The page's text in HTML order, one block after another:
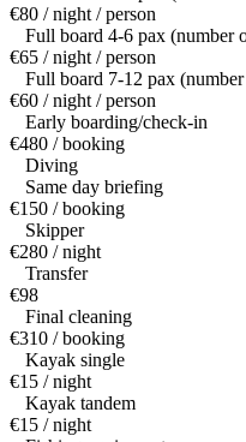
€80 / night / person
Full board 4-6 pax (number
€65 / night / person
Full board 7-12 pax
€60 / night / person
Early boarding/check-in
€480 / booking
Diving
Same day briefing
€150 / booking
Skipper
€280 / night
Transfer
€98
Final cleaning
€310 / booking
Kayak single
€15 / night
Kayak tandem
€15 / night